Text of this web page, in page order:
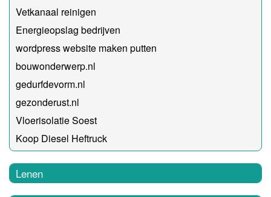
Vetkanaal reinigen
Energieopslag bedrijven
wordpress website maken putten
bouwonderwerp.nl
gedurfdevorm.nl
gezonderust.nl
Vloerisolatie Soest
Koop Diesel Heftruck
Lenen